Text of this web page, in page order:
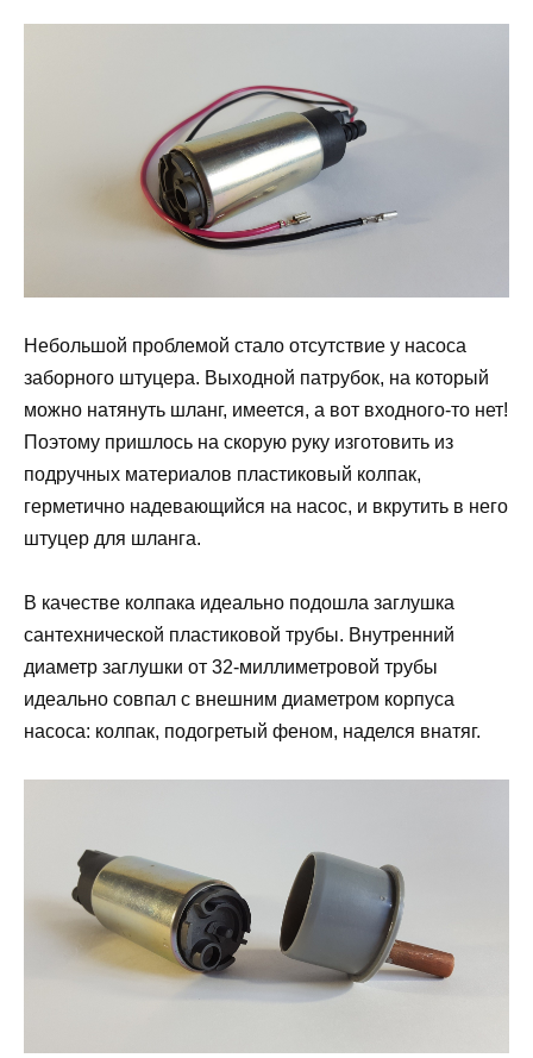
Небольшой проблемой стало отсутствие у насоса
заборного штуцера. Выходной патрубок, на который
можно натянуть шланг, имеется, а вот входного-то нет!
Поэтому пришлось на скорую руку изготовить из
подручных материалов пластиковый колпак,
герметично надевающийся на насос, и вкрутить в него
штуцер для шланга.
В качестве колпака идеально подошла заглушка
сантехнической пластиковой трубы. Внутренний
диаметр заглушки от 32-миллиметровой трубы
идеально совпал с внешним диаметром корпуса
насоса: колпак, подогретый феном, наделся внатяг.